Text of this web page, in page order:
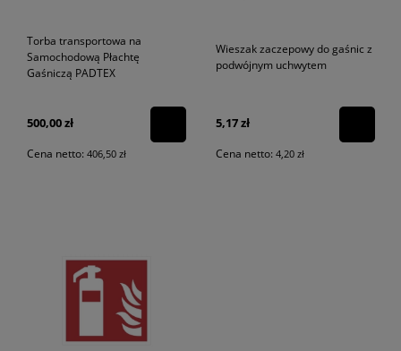
Torba transportowa na
Samochodową Płachtę
Gaśniczą PADTEX
500,00 zł
Cena netto: 406,50 zł
Wieszak zaczepowy do gaśnic z
podwójnym uchwytem
5,17 zł
Cena netto: 4,20 zł